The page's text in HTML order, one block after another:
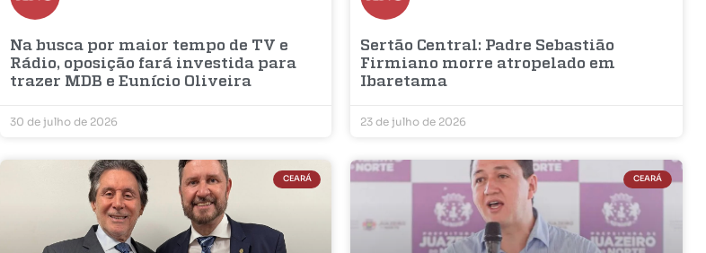
Na busca por maior tempo de TV e
Rádio, oposição fará investida para
trazer MDB e Eunício Oliveira
30 de julho de 2026
Sertão Central: Padre Sebastião
Firmiano morre atropelado em
Ibaretama
23 de julho de 2026
CEARÁ CEARÁ